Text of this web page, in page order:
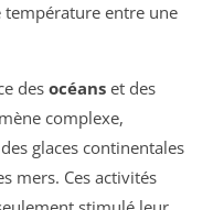
température entre une
des océans et des
complexe,
glaces continentales
mers. Ces activités